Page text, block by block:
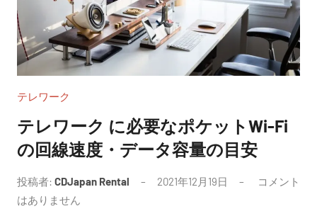
テレワーク
テレワーク に必要なポケットWi-Fi
の回線速度・データ容量の目安
投稿者: CDJapan Rental 2021年12月19日
コメント
はありません